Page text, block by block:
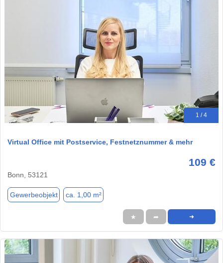
1 / 4
Virtual Office mit Postservice, Festnetznummer & mehr
109 €
Bonn, 53121
Gewerbeobjekt ca. 1,00 m²
★ ➦ ➜